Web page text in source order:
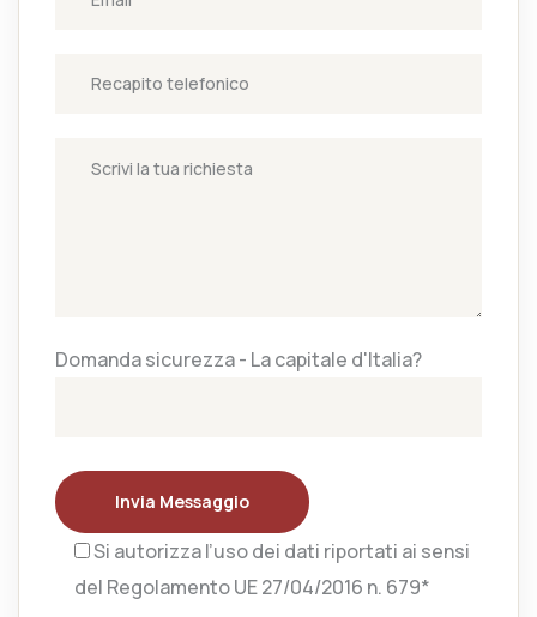
Domanda sicurezza - La capitale d'Italia?
Invia Messaggio
Si autorizza l’uso dei dati riportati ai sensi
del Regolamento UE 27/04/2016 n. 679*